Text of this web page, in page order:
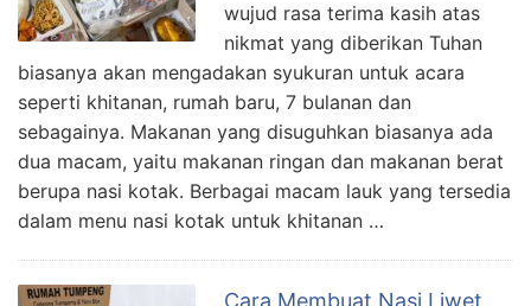
wujud rasa terima kasih atas
nikmat yang diberikan Tuhan
biasanya akan mengadakan syukuran untuk acara
seperti khitanan, rumah baru, 7 bulanan dan
sebagainya. Makanan yang disuguhkan biasanya ada
dua macam, yaitu makanan ringan dan makanan berat
berupa nasi kotak. Berbagai macam lauk yang tersedia
dalam menu nasi kotak untuk khitanan …
Cara Membuat Nasi Liwet